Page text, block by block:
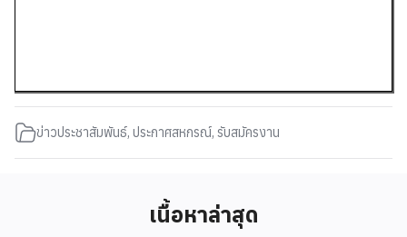
ข่าวประชาสัมพันธ์, ประกาศสหกรณ์, รับสมัครงาน
เนื้อหาล่าสุด